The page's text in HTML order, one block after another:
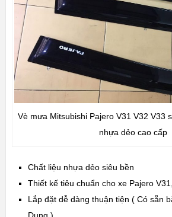
Vè mưa Mitsubishi Pajero V31 V32 V33
nhựa dẻo cao cấp
Chất liệu nhựa dẻo siêu bền
Thiết kế tiêu chuẩn cho xe Pajero
Lắp đặt dễ dàng thuận tiện ( Có sẵn